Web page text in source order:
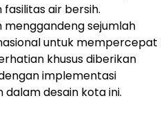
air bersih.
sejumlah
untuk mempercepat
khusus diberikan
implementasi
desain kota ini.